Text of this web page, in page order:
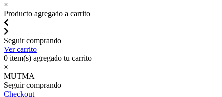
×
Producto agregado a carrito
Seguir comprando
Ver carrito
0 item(s) agregado tu carrito
×
MUTMA
Seguir comprando
Checkout